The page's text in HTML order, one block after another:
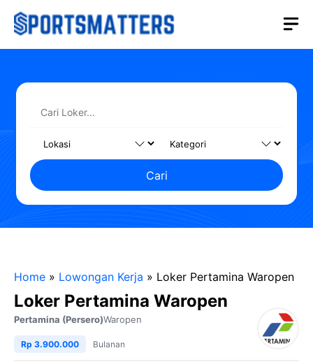
Langsung
Cari
Home » Lowongan Kerja » Loker Pertamina Waropen
Loker Pertamina Waropen
Pertamina (Persero)Waropen
Rp 3.900.000 Bulanan